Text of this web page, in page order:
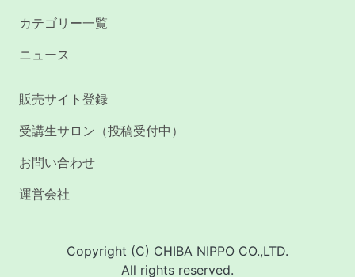
カテゴリー一覧
ニュース
販売サイト登録
受講生サロン（投稿受付中）
お問い合わせ
運営会社
Copyright (C) CHIBA NIPPO CO.,LTD.
All rights reserved.